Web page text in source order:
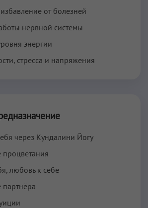
от болезней
нервной системы
энергии
стресса и напряжения
через Кундалини Йогу
любовь к себе